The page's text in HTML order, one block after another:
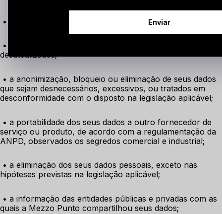
• o acesso aos seus dados;
• a correção de seus dados incompletos, inexatos ou
desatualizados;
• a anonimização, bloqueio ou eliminação de seus dados
que sejam desnecessários, excessivos, ou tratados em
desconformidade com o disposto na legislação aplicável;
• a portabilidade dos seus dados a outro fornecedor de
serviço ou produto, de acordo com a regulamentação da
ANPD, observados os segredos comercial e industrial;
• a eliminação dos seus dados pessoais, exceto nas
hipóteses previstas na legislação aplicável;
• a informação das entidades públicas e privadas com as
quais a Mezzo Punto compartilhou seus dados;
Enviar